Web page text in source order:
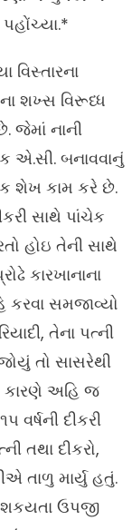
વિસ્તારના
શખ્સ વિરૂધ્ધ
જેમાં નાની
એ.સી. બનાવવાનું
શેખ કામ કરે છે.
સાથે પાંચેક
હોઇ તેની સાથે
કારખાનાના
સમજાવ્યો
તેના પત્ની
તો સાસરેથી
કારણે અહિ જ
વર્ષની દીકરી
તથા દીકરો,
તાળુ માર્યુ હતું.
શકયતા ઉપજી